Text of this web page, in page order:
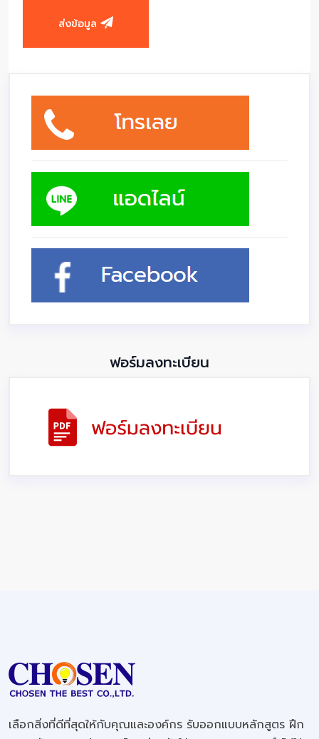
ส่งข้อมูล
ฟอร์มลงทะเบียน
เลือกสิ่งที่ดีที่สุดให้กับคุณและองค์กร รับออกแบบหลักสูตร ฝึก